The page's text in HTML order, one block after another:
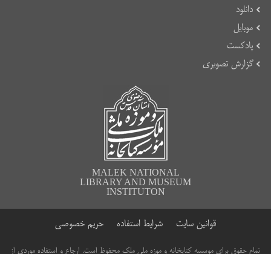
دانلود
موبایل
پادکست
گزارش تصویری
MALEK NATIONAL
LIBRARY AND MUSEUM
INSTITUTON
قوانین سایت شرایط استفاده حریم خصوصی
تمام حقوق برای موسسه کتابخانه و موزه ملی ملک محفوظ است. ارجاع و استفاده موردی از